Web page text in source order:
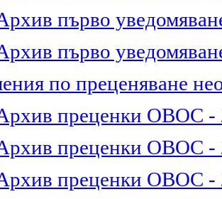
първо
първо
по преценяване
преценки ОВОС -
преценки ОВОС -
преценки ОВОС -